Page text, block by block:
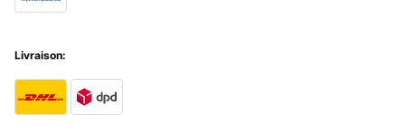
Livraison: